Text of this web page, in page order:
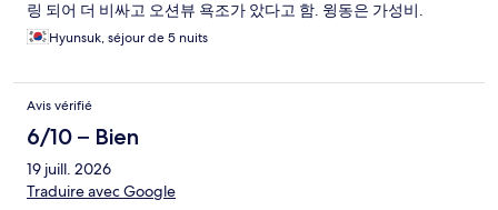
링 되어 더 비싸고 오션뷰 욕조가 았다고 함. 윙동은 가성비.
Hyunsuk, séjour de 5 nuits
Avis vérifié
6/10 – Bien
19 juill. 2026
Traduire avec Google